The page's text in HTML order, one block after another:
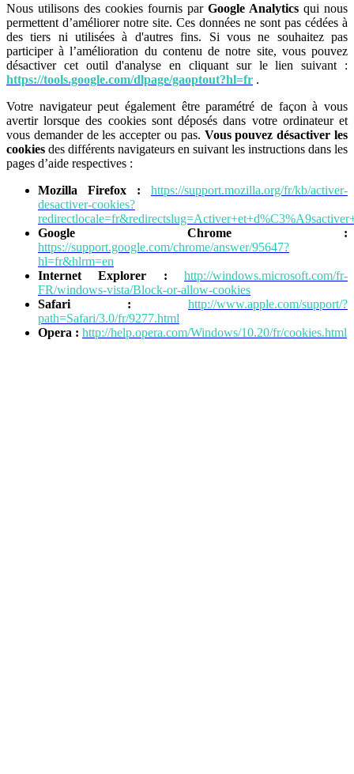
Nous utilisons des cookies fournis par Google Analytics qui nous
permettent d’améliorer notre site. Ces données ne sont pas cédées à
des tiers ni utilisées à d'autres fins. Si vous ne souhaitez pas
participer à l’amélioration du contenu de notre site, vous pouvez
désactiver cet outil d'analyse en cliquant sur le lien suivant :
https://tools.google.com/dlpage/gaoptout?hl=fr .
Votre navigateur peut également être paramétré de façon à vous
avertir lorsque des cookies sont déposés dans votre ordinateur et
vous demander de les accepter ou pas. Vous pouvez désactiver les
cookies des différents navigateurs en suivant les instructions dans les
pages d’aide respectives :
Mozilla Firefox :
https://support.mozilla.org/fr/kb/activer-
desactiver-cookies?
Google Chrome :
https://support.google.com/chrome/answer/95647?
hl=fr&hlrm=en
Internet Explorer :
http://windows.microsoft.com/fr-
FR/windows-vista/Block-or-allow-cookies
Safari :
http://www.apple.com/support/?
path=Safari/3.0/fr/9277.html
Opera : http://help.opera.com/Windows/10.20/fr/cookies.html